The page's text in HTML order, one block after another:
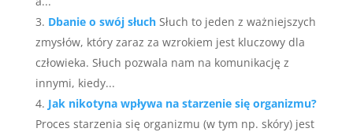
Dbanie o swój słuch Słuch to jeden z ważniejszych
zmysłów, który zaraz za wzrokiem jest kluczowy dla
człowieka. Słuch pozwala nam na komunikację z
innymi, kiedy...
Jak nikotyna wpływa na starzenie się organizmu?
Proces starzenia się organizmu (w tym np. skóry) jest